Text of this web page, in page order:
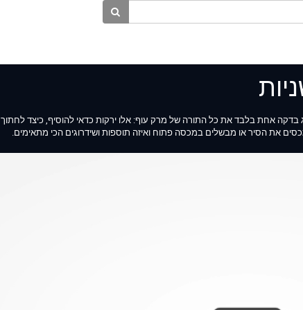
מציג בדקה אחת בלבד את כל התורה של מרק עוף: אלו ירקות כדאי להוסיף, כיצד לחתוך
את הסיר או מבשלים במכסה פתוח ואיזה תוספות ושידרוגים הכי מתאימים.